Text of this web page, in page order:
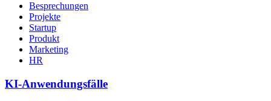
Besprechungen
Projekte
Startup
Produkt
Marketing
HR
KI-Anwendungsfälle